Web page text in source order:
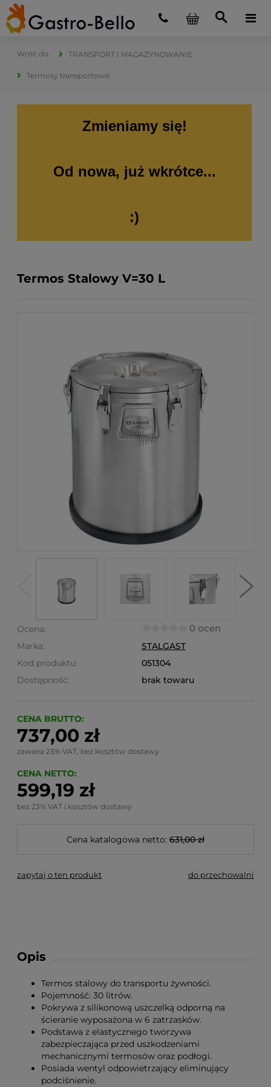
TRANSPORT I MAGAZYNOWANIE
Termosy transportowe
Zmieniamy się!
Od nowa, już wkrótce...
:)
Termos Stalowy V=30 L
Ocena: 0 ocen
Marka:
STALGAST
Kod produktu:
051304
Dostępność:
brak towaru
CENA BRUTTO:
737,00 zł
zawiera 23% VAT, bez kosztów dostawy
CENA NETTO:
599,19 zł
bez 23% VAT i kosztów dostawy
Cena katalogowa netto: 631,00 zł
zapytaj o ten produkt do przechowalni
Opis
Termos stalowy do transportu żywności.
Pojemność: 30 litrów.
Pokrywa z silikonową uszczelką odporną na
ścieranie wyposażona w 6 zatrzasków.
Podstawa z elastycznego tworzywa
zabezpieczająca przed uszkodzeniami
mechanicznymi termosów oraz podłogi.
Posiada wentyl odpowietrzający eliminujący
podciśnienie.